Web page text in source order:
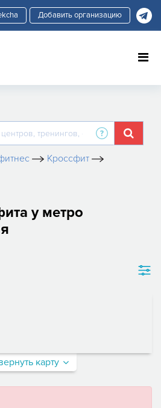
Добавить организацию
Кроссфит
у метро
карту